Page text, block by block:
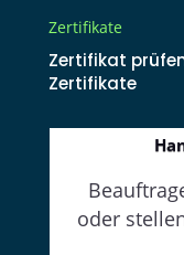
Zertifikate
Zertifikat
Zertifikate
oder